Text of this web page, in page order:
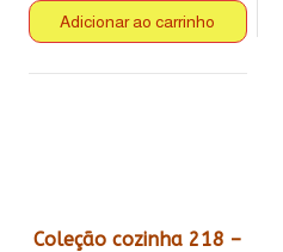
Adicionar ao carrinho
Coleção cozinha 218 –